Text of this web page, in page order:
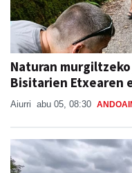
Naturan
Bisitarien Etxearen
Aiurri abu 05, 08:30